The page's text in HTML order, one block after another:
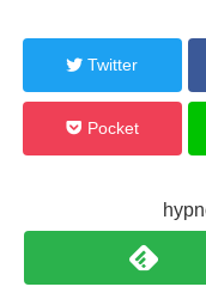
Twitter
Pocket